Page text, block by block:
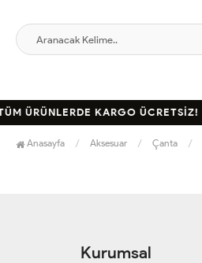
ÜRÜNLERDE KARGO ÜCRETSİZ!
Anasayfa Aksesuar Çanta
Kurumsal